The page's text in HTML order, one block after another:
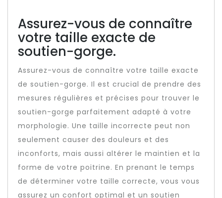
Assurez-vous de connaître
votre taille exacte de
soutien-gorge.
Assurez-vous de connaître votre taille exacte
de soutien-gorge. Il est crucial de prendre des
mesures régulières et précises pour trouver le
soutien-gorge parfaitement adapté à votre
morphologie. Une taille incorrecte peut non
seulement causer des douleurs et des
inconforts, mais aussi altérer le maintien et la
forme de votre poitrine. En prenant le temps
de déterminer votre taille correcte, vous vous
assurez un confort optimal et un soutien